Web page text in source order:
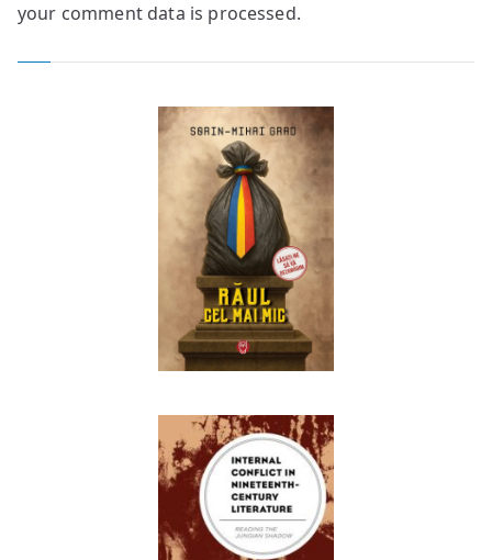
your comment data is processed.